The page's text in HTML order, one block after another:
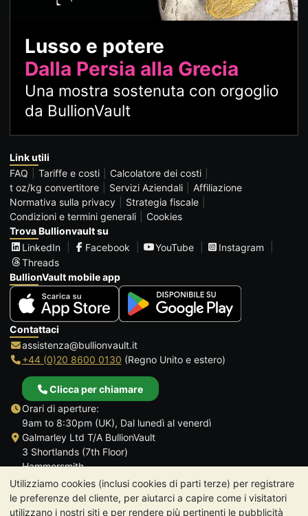
Utilizziamo cookies (inclusi cookies di parti terze) per registrare
le preferenze del cliente, per aiutarci a capire come i visitatori
utilizzano i nostri siti e per rendere più pertinenti le pubblicità
Lusso e potere
Dalla Persia alla Grecia
Una mostra sostenuta con orgoglio
da BullionVault
Link utili
FAQ
Tariffe e costi
Calcolatore dei costi
t oz/kg convertitore
Servizi Aziendali
Affiliazione
Normativa sulla privacy
Strategia fiscale
Condizioni e termini generali
Cookies
Trova Bullionvault su
LinkedIn
Facebook YouTube
Instagram
Threads
BullionVault mobile app
Contattaci
assistenza@bullionvault.it
+44 (0)20 8600 0130 (Regno Unito e estero)
Clicca per chiamare
Orari di aperture:
9am to 8:30pm (UK), Dal lunedì al venerdì
Galmarley Ltd T/A BullionVault
3 Shortlands (7th Floor)
Hammersmith
Londra
W6 8DA
Regno Unito